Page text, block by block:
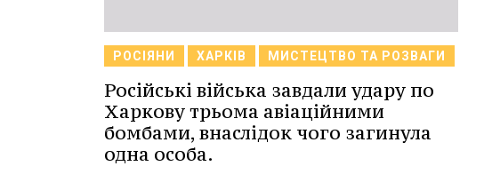
РОСІЯНИ ХАРКІВ МИСТЕЦТВО ТА РОЗВАГИ
Російські війська завдали удару по
Харкову трьома авіаційними
бомбами, внаслідок чого загинула
одна особа.